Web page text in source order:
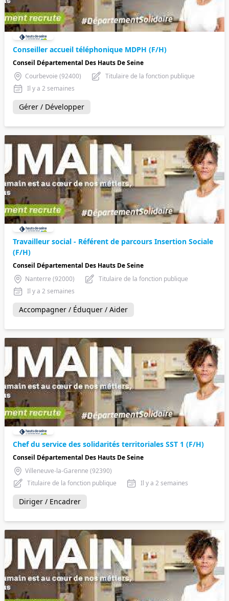
Conseiller accueil téléphonique MDPH (F/H)
Conseil Départemental Des Hauts De Seine
Courbevoie (92400)
Titulaire de la fonction publique
Il y a 2 semaines
Gérer / Développer
Travailleur social - Référent de parcours Insertion Sociale
(F/H)
Conseil Départemental Des Hauts De Seine
Nanterre (92000)
Titulaire de la fonction publique
Il y a 2 semaines
Accompagner / Éduquer / Aider
Chef du service des solidarités territoriales SST 1 (F/H)
Conseil Départemental Des Hauts De Seine
Villeneuve-la-Garenne (92390)
Titulaire de la fonction publique
Il y a 2 semaines
Diriger / Encadrer